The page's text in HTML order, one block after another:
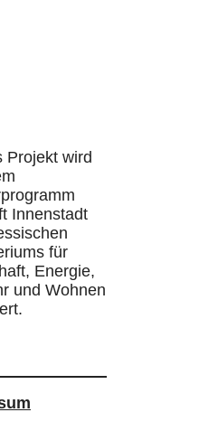
Projekt wird
Innenstadt
für
Energie,
und Wohnen